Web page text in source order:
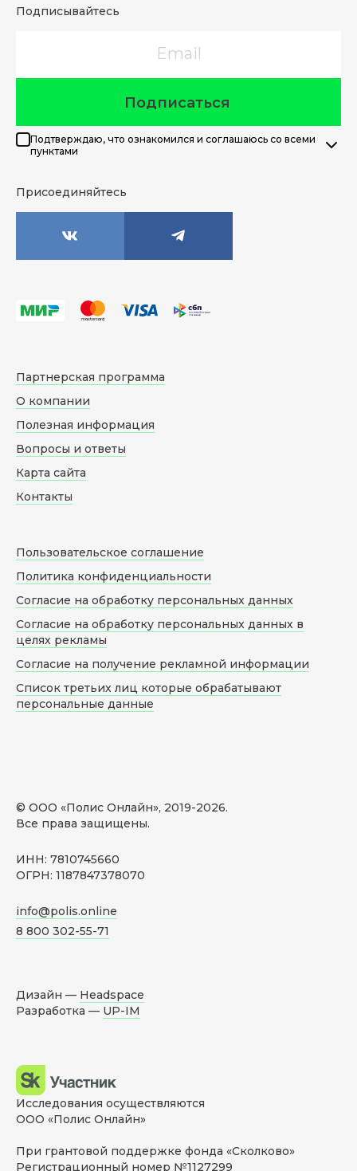
Подписывайтесь
Подписаться
Подтверждаю, что ознакомился и соглашаюсь со всеми
пунктами
Присоединяйтесь
© ООО «Полис Онлайн», 2019-2026.
Все права защищены.
ИНН: 7810745660
ОГРН: 1187847378070
info@polis.online
8 800 302-55-71
Партнерская программа
О компании
Полезная информация
Вопросы и ответы
Карта сайта
Контакты
Пользовательское соглашение
Политика конфиденциальности
Согласие на обработку персональных данных
Согласие на обработку персональных данных в
целях рекламы
Согласие на получение рекламной информации
Список третьих лиц которые обрабатывают
персональные данные
Дизайн — Headspace
Разработка — UP-IM
Исследования осуществляются
ООО «Полис Онлайн»
При грантовой поддержке фонда «Сколково»
Регистрационный номер №1127299